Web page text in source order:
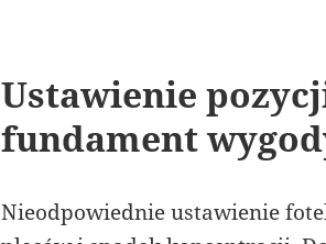
Ustawienie
fundament
Nieodpowiednie ustawienie